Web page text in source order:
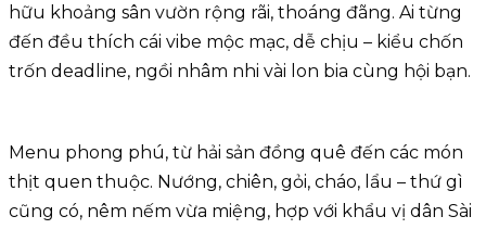
hữu khoảng sân vườn rộng rãi, thoáng đãng. Ai từng
đến đều thích cái vibe mộc mạc, dễ chịu – kiểu chốn
trốn deadline, ngồi nhâm nhi vài lon bia cùng hội bạn.
Menu phong phú, từ hải sản đồng quê đến các món
thịt quen thuộc. Nướng, chiên, gỏi, cháo, lẩu – thứ gì
cũng có, nêm nếm vừa miệng, hợp với khẩu vị dân Sài